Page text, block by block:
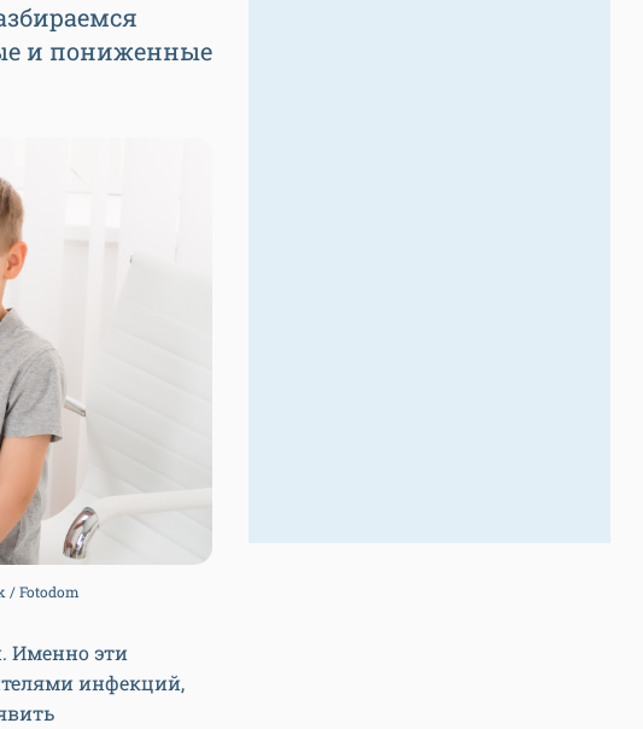
и пониженные
/ Fotodom
Именно эти
инфекций,